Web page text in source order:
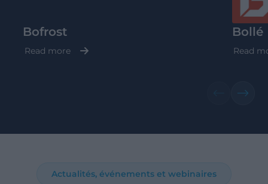
Bofrost
Read more
Bollé
Read
Actualités, événements et webinaires